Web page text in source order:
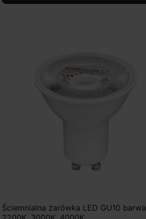
Ściemnialna żarówka LED GU10 barwa